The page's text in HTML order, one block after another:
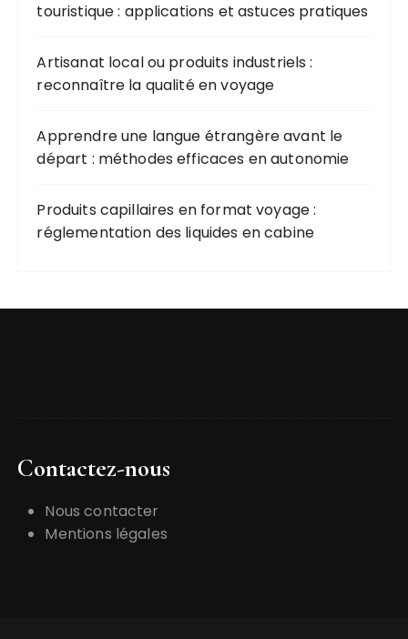
touristique : applications et astuces pratiques
Artisanat local ou produits industriels :
reconnaître la qualité en voyage
Apprendre une langue étrangère avant le
départ : méthodes efficaces en autonomie
Produits capillaires en format voyage :
réglementation des liquides en cabine
Contactez-nous
Nous contacter
Mentions légales